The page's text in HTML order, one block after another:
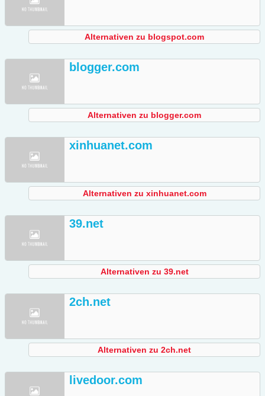
Alternativen zu blogspot.com
blogger.com
Alternativen zu blogger.com
xinhuanet.com
Alternativen zu xinhuanet.com
39.net
Alternativen zu 39.net
2ch.net
Alternativen zu 2ch.net
livedoor.com